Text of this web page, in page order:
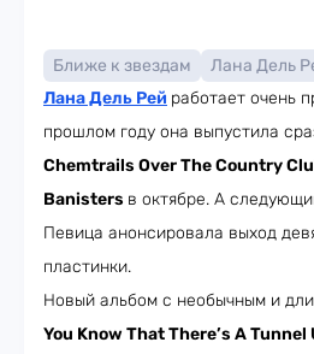
Ближе к звездам Лана Дель
Лана Дель Рей работает очень
прошлом году она выпустила
Chemtrails Over The Country
Banisters в октябре. А
Певица анонсировала выход
пластинки.
Новый альбом с необычным и
You Know That There’s A